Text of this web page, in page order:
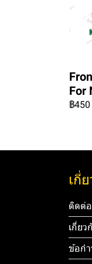
For
฿450
เกี่
ติดต่อ
เกี่ยว
ข้อกำ